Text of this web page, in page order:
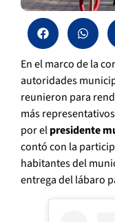
En el marco de la
autoridades
reunieron para
más
por elpresidente
contó con la
habitantes del
entrega del lábaro